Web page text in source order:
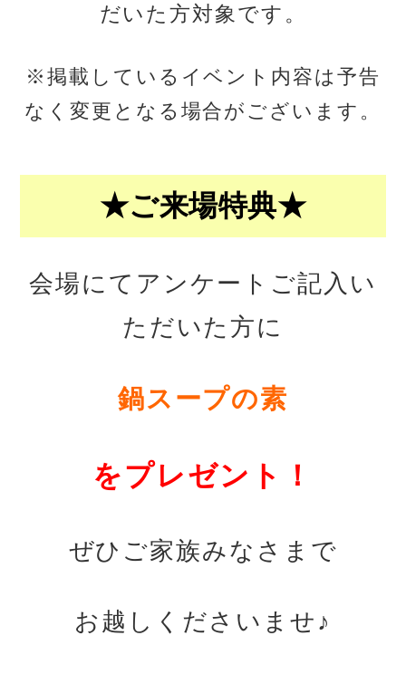
だいた方対象です。
※掲載しているイベント内容は予告
なく変更となる場合がございます。
★ご来場特典★
会場にてアンケートご記入い
ただいた方に
鍋スープの素
をプレゼント！
ぜひご家族みなさまで
お越しくださいませ♪